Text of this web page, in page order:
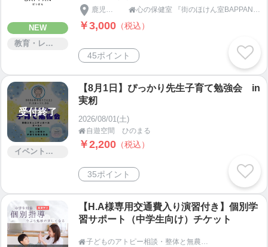
NEW
教育・レッスン・講習
鹿児島県  心の保健室 『街のほけん室BAPPAN』 鹿児島県鹿屋市
￥3,000 （税込）
45ポイント
受付終了
イベント・セミナー・交流会
【8月1日】ぴっかり先生子育て勉強会 in
実籾
2026/08/01(土)
自遊空間 ひのまる
￥2,200 （税込）
35ポイント
【H.A様専用交通費入り演習付き】個別学
習サポート（中学生向け）チケット
 子どものアトピー相談・整体と無農薬野菜・岡山ヒノキの店｜ICE(アイス)倉敷